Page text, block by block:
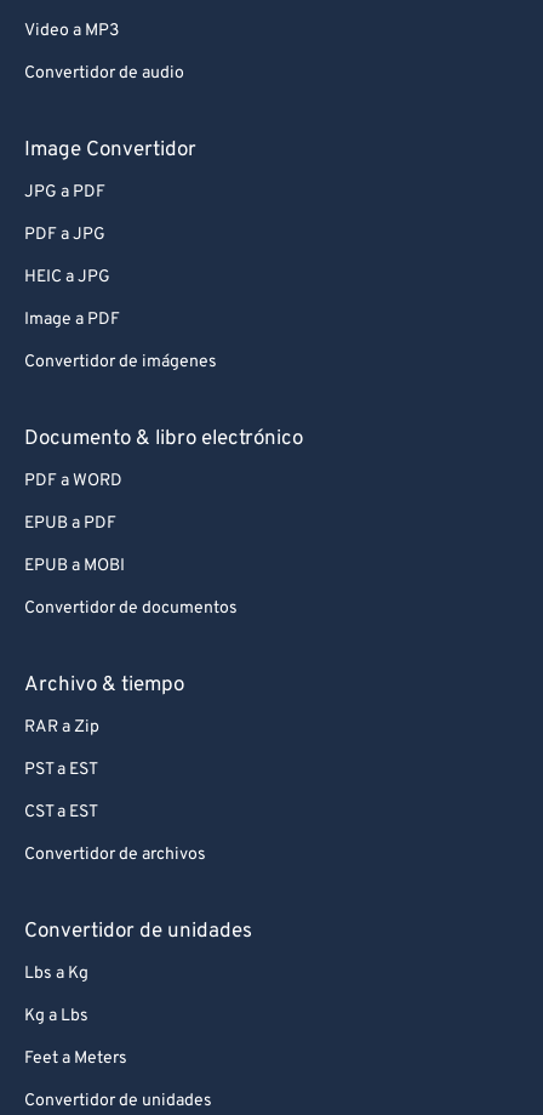
Video a MP3
Convertidor de audio
Image Convertidor
JPG a PDF
PDF a JPG
HEIC a JPG
Image a PDF
Convertidor de imágenes
Documento & libro electrónico
PDF a WORD
EPUB a PDF
EPUB a MOBI
Convertidor de documentos
Archivo & tiempo
RAR a Zip
PST a EST
CST a EST
Convertidor de archivos
Convertidor de unidades
Lbs a Kg
Kg a Lbs
Feet a Meters
Convertidor de unidades